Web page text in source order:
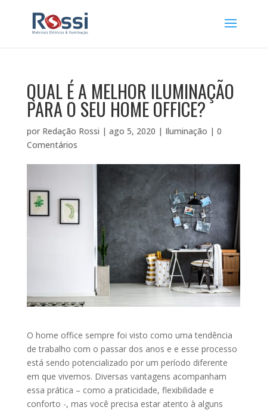
QUAL É A MELHOR ILUMINAÇÃO
PARA O SEU HOME OFFICE?
por Redação Rossi | ago 5, 2020 | Iluminação | 0
Comentários
O home office sempre foi visto como uma tendência
de trabalho com o passar dos anos e e esse processo
está sendo potencializado por um período diferente
em que vivemos. Diversas vantagens acompanham
essa prática – como a praticidade, flexibilidade e
conforto -, mas você precisa estar atento à alguns